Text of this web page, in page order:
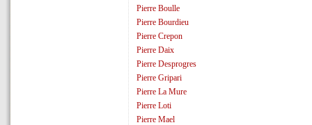
Pierre Boulle
Pierre Bourdieu
Pierre Crepon
Pierre Daix
Pierre Desprogres
Pierre Gripari
Pierre La Mure
Pierre Loti
Pierre Mael